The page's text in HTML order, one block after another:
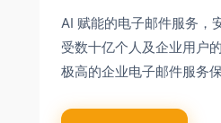
AI 赋能的电子邮件服务，
受数十亿个人及企业用户
极高的企业电子邮件服务保